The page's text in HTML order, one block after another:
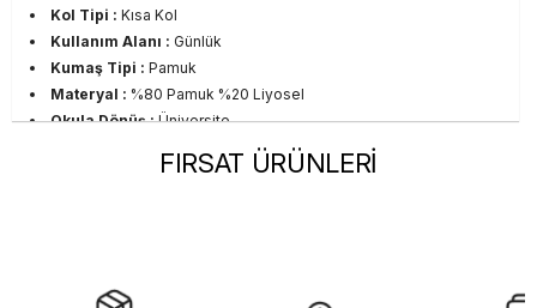
Kol Tipi : Kısa Kol
Kullanım Alanı : Günlük
Kumaş Tipi : Pamuk
Materyal : %80 Pamuk %20 Liyosel
Okula Dönüş :Üniversite
2022 YazFIRSAT ÜRÜNLERİ